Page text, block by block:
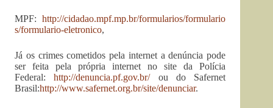
MPF:http://cidadao.mpf.mp.br/formularios/formulario
s/formulario-eletronico,
Já os crimes cometidos pela internet a denúncia pode
ser feita pela própria internet no site da Polícia
Federal:http://denuncia.pf.gov.br/ou do Safernet
Brasil:http://www.safernet.org.br/site/denunciar.